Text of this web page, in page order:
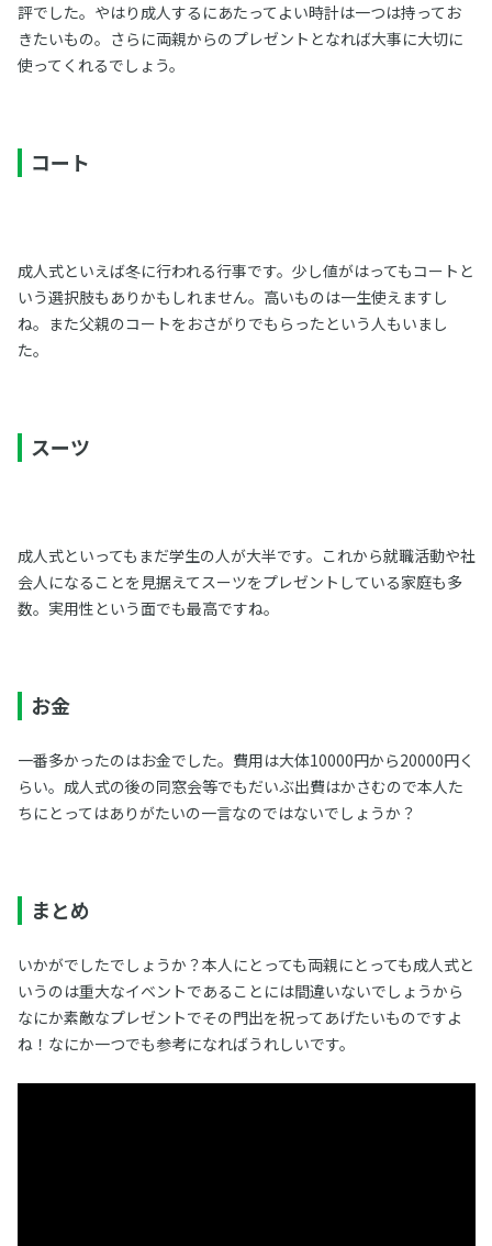
評でした。やはり成人するにあたってよい時計は一つは持ってお
きたいもの。さらに両親からのプレゼントとなれば大事に大切に
使ってくれるでしょう。
コート
成人式といえば冬に行われる行事です。少し値がはってもコートと
いう選択肢もありかもしれません。高いものは一生使えますし
ね。また父親のコートをおさがりでもらったという人もいまし
た。
スーツ
成人式といってもまだ学生の人が大半です。これから就職活動や社
会人になることを見据えてスーツをプレゼントしている家庭も多
数。実用性という面でも最高ですね。
お金
一番多かったのはお金でした。費用は大体10000円から20000円く
らい。成人式の後の同窓会等でもだいぶ出費はかさむので本人た
ちにとってはありがたいの一言なのではないでしょうか？
まとめ
いかがでしたでしょうか？本人にとっても両親にとっても成人式と
いうのは重大なイベントであることには間違いないでしょうから
なにか素敵なプレゼントでその門出を祝ってあげたいものですよ
ね！なにか一つでも参考になればうれしいです。